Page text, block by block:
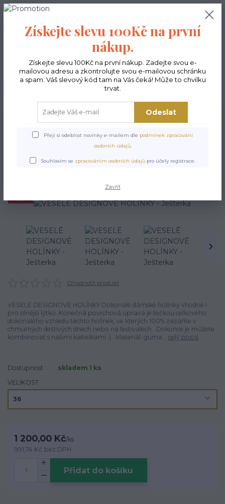
0,00 Kč
POSLEDNÍ KUSY VESELÉ DESIGNOVÉ HOLÍNKY - Ješterka
VESELÉ DESIGNOVÉ
HOLÍNKY - Ješterka
Ohodnotit produkt
VESELÉ DESIGNOVÉ HOLÍNKY Dokonalé dámské holínky vhodné i
pro silnější lýtko. Konečná povrchová úprava je tečkou celkového
dokonalého vzhledu těchto holínek, ve kterých 100% zazáříte v
chmurných deštivých dnech nebo na festivalech. Dokonce je můžete
kombinovat s našimi kabelkami :) . Materiál: guma... celý popis
Dostupnost
skladem 1 ks
VELIKOST
1 200,00 Kč/ks
991,74 Kč bez DPH
Přidat do košíku
Získejte slevu 100Kč na první
nákup.
Získejte slevu 100Kč na první nákup. Zadejte svou e-
mailovou adresu a zkontrolujte svou e-mailovou schránku
a spam. Váš slevový kód tam na Vás čeká! Může to chvilku
trvat.
Odeslat
Přeji si odebírat novinky e-mailem dle podmínek zpracování
osobních údajů.
Souhlasím se zpracováním osobních údajů pro účely registrace.
Zavřít